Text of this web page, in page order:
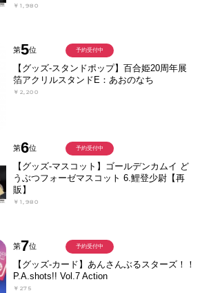
￥1,980
第5位
【グッズ-スタンドポップ】百合姫20周年展
箔アクリルスタンドE：あおのなち
￥2,200
予約受付中
第6位
【グッズ-マスコット】ゴールデンカムイ ど
うぶつフォーゼマスコット 6.鯉登少尉【再
販】
￥1,980
予約受付中
第7位
【グッズ-カード】あんさんぶるスターズ！！
P.A.shots!! Vol.7 Action
￥275
予約受付中